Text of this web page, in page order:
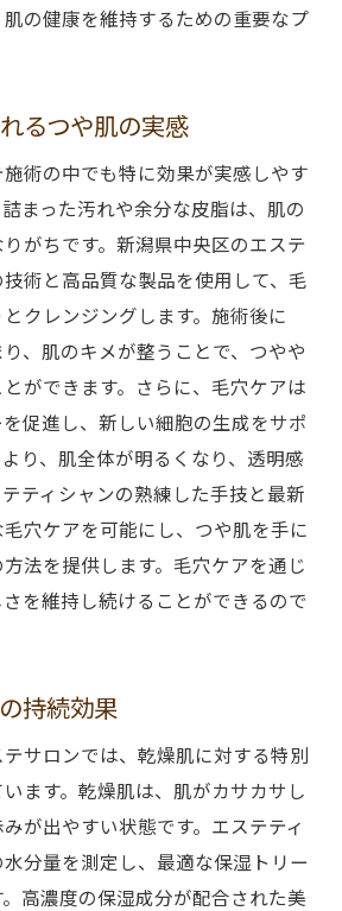
の健康を維持するための重要なプ
るつや肌の実感
術の中でも特に効果が実感しやす
まった汚れや余分な皮脂は、肌の
がちです。新潟県中央区のエステ
術と高品質な製品を使用して、毛
クレンジングします。施術後に
、肌のキメが整うことで、つやや
ができます。さらに、毛穴ケアは
促進し、新しい細胞の生成をサポ
り、肌全体が明るくなり、透明感
ティシャンの熟練した手技と最新
穴ケアを可能にし、つや肌を手に
法を提供します。毛穴ケアを通じ
を維持し続けることができるので
持続効果
サロンでは、乾燥肌に対する特別
ます。乾燥肌は、肌がカサカサし
が出やすい状態です。エステティ
分量を測定し、最適な保湿トリー
高濃度の保湿成分が配合された美